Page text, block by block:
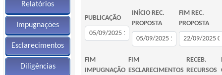
Relatórios
Impugnações
Esclarecimentos
Diligências
PUBLICAÇÃO
INÍCIO REC.
PROPOSTA
FIM REC.
PROPOSTA
FIM
IMPUGNAÇÃO
FIM
ESCLARECIMENTOS
RECEB.
RECURSOS